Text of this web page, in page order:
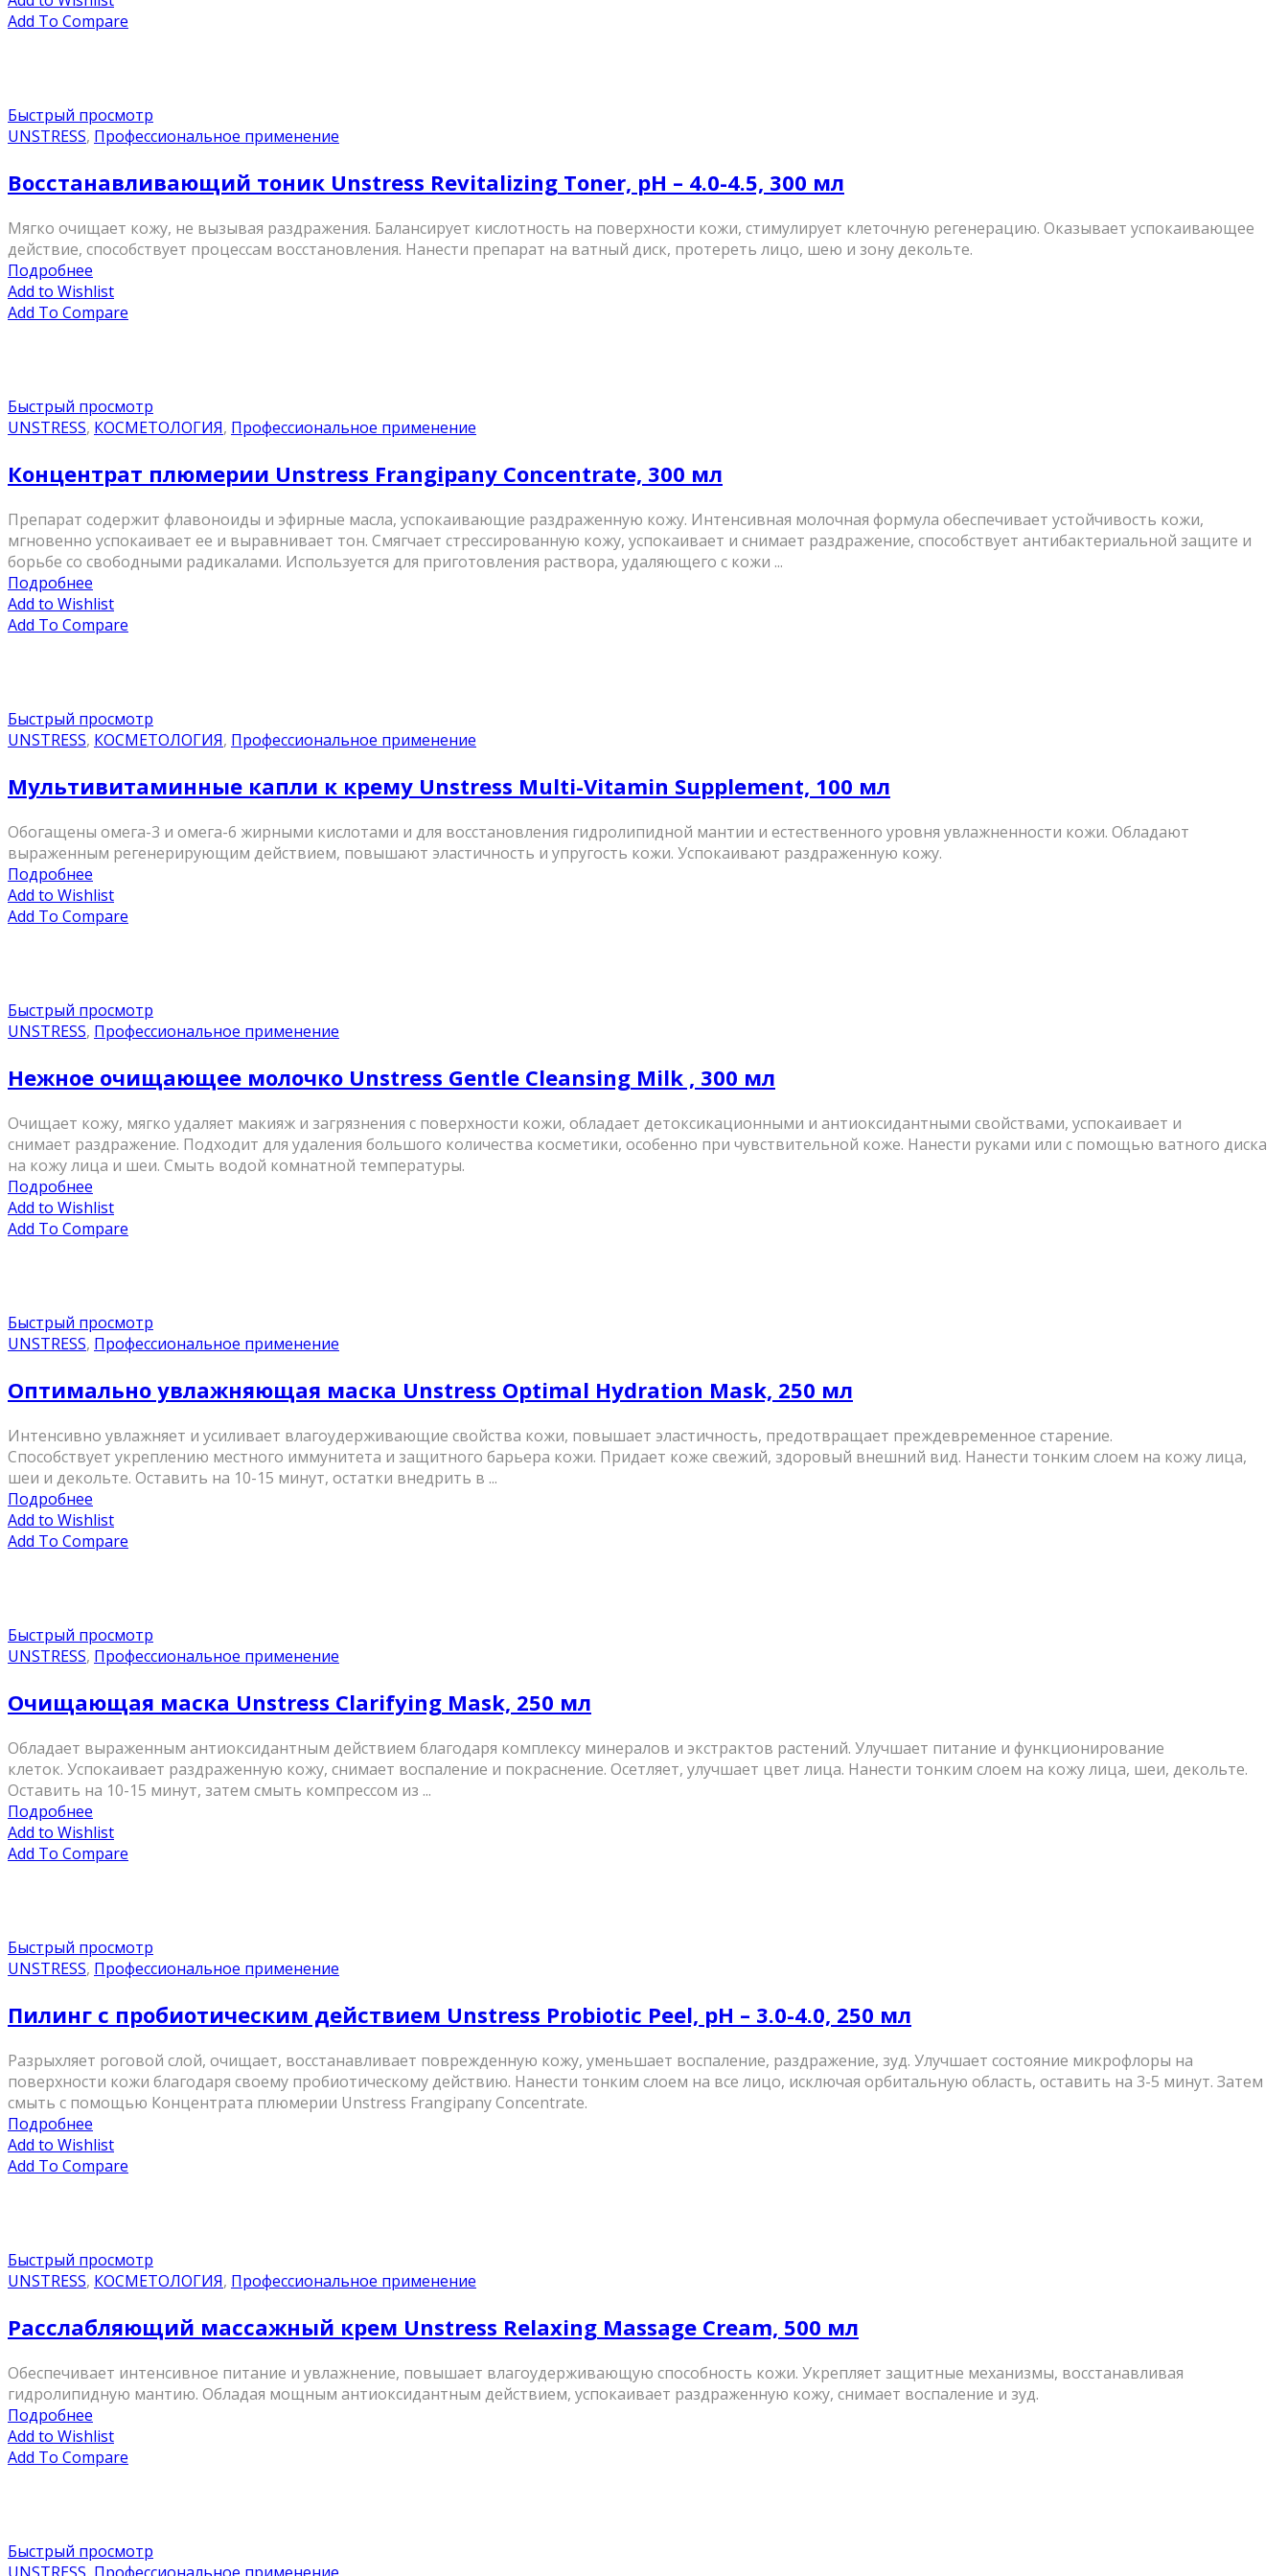
Add To Compare
Быстрый просмотр
UNSTRESS, Профессиональное применение
Восстанавливающий тоник Unstress Revitalizing Toner, pH – 4.0-4.5, 300 мл
Мягко очищает кожу, не вызывая раздражения. Балансирует кислотность на поверхности кожи, стимулирует клеточную регенерацию. Оказывает успокаивающее
действие, способствует процессам восстановления. Нанести препарат на ватный диск, протереть лицо, шею и зону декольте.
Подробнее
Add to Wishlist
Add To Compare
Быстрый просмотр
UNSTRESS, КОСМЕТОЛОГИЯ, Профессиональное применение
Концентрат плюмерии Unstress Frangipany Concentrate, 300 мл
Препарат содержит флавоноиды и эфирные масла, успокаивающие раздраженную кожу. Интенсивная молочная формула обеспечивает устойчивость кожи,
мгновенно успокаивает ее и выравнивает тон. Смягчает стрессированную кожу, успокаивает и снимает раздражение, способствует антибактериальной защите и
борьбе со свободными радикалами. Используется для приготовления раствора, удаляющего с кожи ...
Подробнее
Add to Wishlist
Add To Compare
Быстрый просмотр
UNSTRESS, КОСМЕТОЛОГИЯ, Профессиональное применение
Мультивитаминные капли к крему Unstress Multi-Vitamin Supplement, 100 мл
Обогащены омега-3 и омега-6 жирными кислотами и для восстановления гидролипидной мантии и естественного уровня увлажненности кожи. Обладают
выраженным регенерирующим действием, повышают эластичность и упругость кожи. Успокаивают раздраженную кожу.
Подробнее
Add to Wishlist
Add To Compare
Быстрый просмотр
UNSTRESS, Профессиональное применение
Нежное очищающее молочко Unstress Gentle Cleansing Milk , 300 мл
Очищает кожу, мягко удаляет макияж и загрязнения с поверхности кожи, обладает детоксикационными и антиоксидантными свойствами, успокаивает и
снимает раздражение. Подходит для удаления большого количества косметики, особенно при чувствительной коже. Нанести руками или с помощью ватного диска
на кожу лица и шеи. Смыть водой комнатной температуры.
Подробнее
Add to Wishlist
Add To Compare
Быстрый просмотр
UNSTRESS, Профессиональное применение
Оптимально увлажняющая маска Unstress Optimal Hydration Mask, 250 мл
Интенсивно увлажняет и усиливает влагоудерживающие свойства кожи, повышает эластичность, предотвращает преждевременное старение.
Способствует укреплению местного иммунитета и защитного барьера кожи. Придает коже свежий, здоровый внешний вид. Нанести тонким слоем на кожу лица,
шеи и декольте. Оставить на 10-15 минут, остатки внедрить в ...
Подробнее
Add to Wishlist
Add To Compare
Быстрый просмотр
UNSTRESS, Профессиональное применение
Очищающая маска Unstress Clarifying Mask, 250 мл
Обладает выраженным антиоксидантным действием благодаря комплексу минералов и экстрактов растений. Улучшает питание и функционирование
клеток. Успокаивает раздраженную кожу, снимает воспаление и покраснение. Осетляет, улучшает цвет лица. Нанести тонким слоем на кожу лица, шеи, декольте.
Оставить на 10-15 минут, затем смыть компрессом из ...
Подробнее
Add to Wishlist
Add To Compare
Быстрый просмотр
UNSTRESS, Профессиональное применение
Пилинг с пробиотическим действием Unstress Probiotic Peel, pH – 3.0-4.0, 250 мл
Разрыхляет роговой слой, очищает, восстанавливает поврежденную кожу, уменьшает воспаление, раздражение, зуд. Улучшает состояние микрофлоры на
поверхности кожи благодаря своему пробиотическому действию. Нанести тонким слоем на все лицо, исключая орбитальную область, оставить на 3-5 минут. Затем
смыть с помощью Концентрата плюмерии Unstress Frangipany Concentrate.
Подробнее
Add to Wishlist
Add To Compare
Быстрый просмотр
UNSTRESS, КОСМЕТОЛОГИЯ, Профессиональное применение
Расслабляющий массажный крем Unstress Relaxing Massage Cream, 500 мл
Обеспечивает интенсивное питание и увлажнение, повышает влагоудерживающую способность кожи. Укрепляет защитные механизмы, восстанавливая
гидролипидную мантию. Обладая мощным антиоксидантным действием, успокаивает раздраженную кожу, снимает воспаление и зуд.
Подробнее
Add to Wishlist
Add To Compare
Быстрый просмотр